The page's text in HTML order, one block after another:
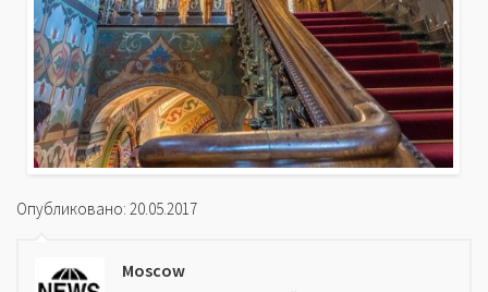
Опубликовано: 20.05.2017
Moscow